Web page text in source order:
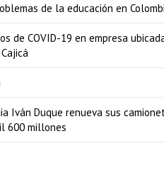
de la educación en
de COVID-19 en empresa
Iván Duque renueva sus
600 millones